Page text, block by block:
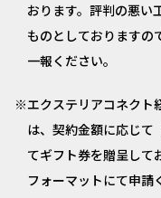
おります。評判の悪い
ものとしておりますの
一報ください。
エクステリアコネクト
は、契約金額に応じて
てギフト券を贈呈して
フォーマットにて申請